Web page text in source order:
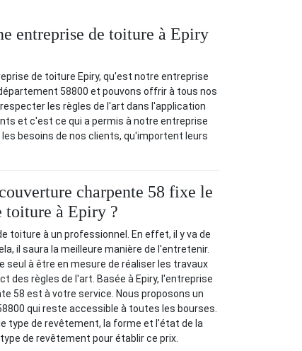
entreprise de toiture à Epiry
de toiture Epiry, qu'est notre entreprise
58800 et pouvons offrir à tous nos
les règles de l'art dans l'application
et c'est ce qui a permis à notre entreprise
besoins de nos clients, qu'importent leurs
charpente 58 fixe le
toiture à Epiry ?
toiture à un professionnel. En effet, il y va de
il saura la meilleure manière de l'entretenir.
seul à être en mesure de réaliser les travaux
des règles de l'art. Basée à Epiry, l'entreprise
58 est à votre service. Nous proposons un
qui reste accessible à toutes les bourses.
type de revêtement, la forme et l'état de la
de revêtement pour établir ce prix.